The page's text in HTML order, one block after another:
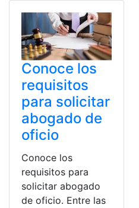
Conoce los
requisitos
para solicitar
abogado de
oficio
Conoce los
requisitos para
solicitar abogado
de oficio. Entre las